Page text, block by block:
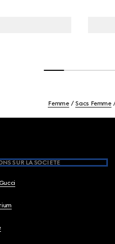
Femme Sacs Femme
SUR LA SOCIETE